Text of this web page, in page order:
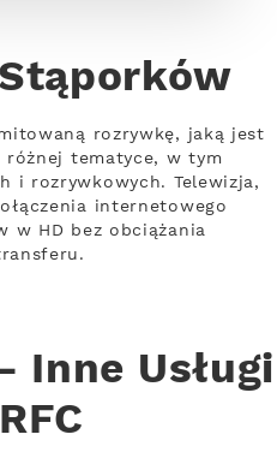
rozrywkę, jaką jest
różnej tematyce, w tym
i rozrywkowych. Telewizja,
internetowego
w HD bez obciążania
Inne Usługi